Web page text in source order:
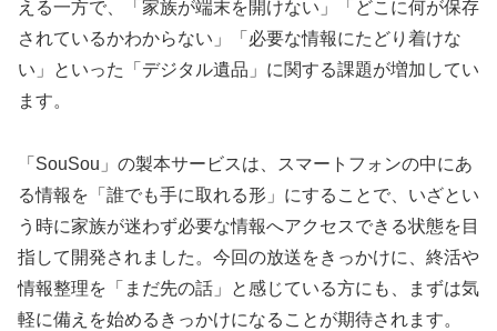
える一方で、「家族が端末を開けない」「どこに何が保存
されているかわからない」「必要な情報にたどり着けな
い」といった「デジタル遺品」に関する課題が増加してい
ます。
「SouSou」の製本サービスは、スマートフォンの中にあ
る情報を「誰でも手に取れる形」にすることで、いざとい
う時に家族が迷わず必要な情報へアクセスできる状態を目
指して開発されました。今回の放送をきっかけに、終活や
情報整理を「まだ先の話」と感じている方にも、まずは気
軽に備えを始めるきっかけになることが期待されます。